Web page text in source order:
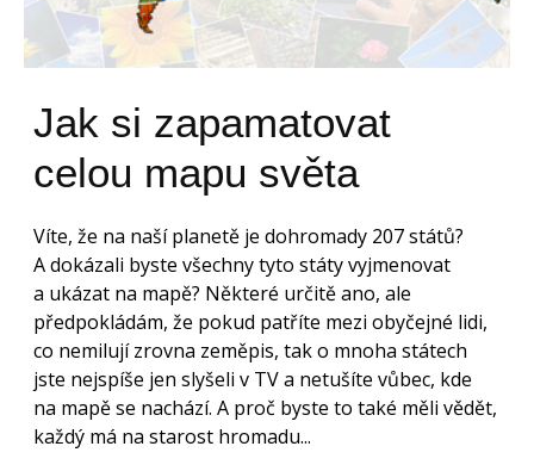
Jak si zapamatovat
celou mapu světa
Víte, že na naší planetě je dohromady 207 států?
A dokázali byste všechny tyto státy vyjmenovat
a ukázat na mapě? Některé určitě ano, ale
předpokládám, že pokud patříte mezi obyčejné lidi,
co nemilují zrovna zeměpis, tak o mnoha státech
jste nejspíše jen slyšeli v TV a netušíte vůbec, kde
na mapě se nachází. A proč byste to také měli vědět,
každý má na starost hromadu...